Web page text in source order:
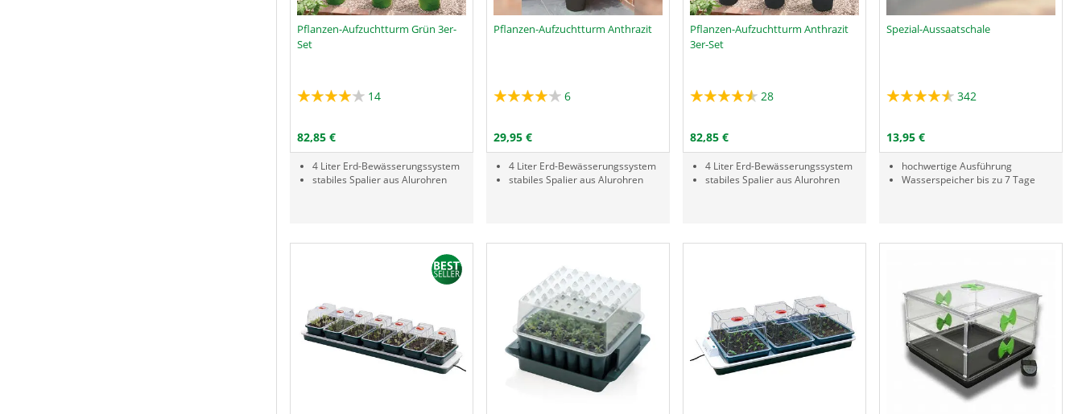
Pflanzen-Aufzuchtturm Grün 3er-
Set
14
82,85 €
4 Liter Erd-Bewässerungssystem
stabiles Spalier aus Alurohren
Pflanzen-Aufzuchtturm Anthrazit
6
29,95 €
4 Liter Erd-Bewässerungssystem
stabiles Spalier aus Alurohren
Pflanzen-Aufzuchtturm Anthrazit
3er-Set
28
82,85 €
4 Liter Erd-Bewässerungssystem
stabiles Spalier aus Alurohren
Spezial-Aussaatschale
342
13,95 €
hochwertige Ausführung
Wasserspeicher bis zu 7 Tage